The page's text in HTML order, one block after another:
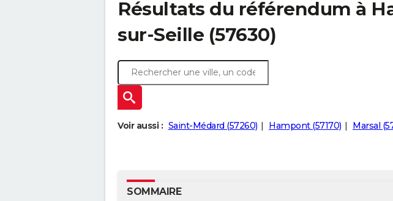
Résultats du référendum à
sur-Seille (57630)
Voir aussi : Saint-Médard (57260) Hampont (57170) Marsal
SOMMAIRE